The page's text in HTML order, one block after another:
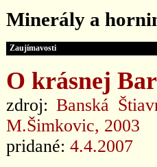
Minerály a
Zaujímavosti
O krásnej
zdroj:Banská
M.Šimkovic, 2003
pridané: 4.4.2007